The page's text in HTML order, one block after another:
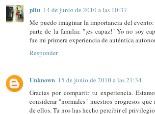
pilu 14 de junio de 2010 a las 10:37
Me puedo imaginar la importancia del evento:
parte de la familia: "¡es capaz!" Yo no soy
fue mi primera experiencia de auténtica
Responder
Unknown 15 de junio de 2010 a las 21:34
Gracias por compartir tu experiencia.
considerar "normales" nuestros progresos que
de ellos. Tu nos has hecho percibir el